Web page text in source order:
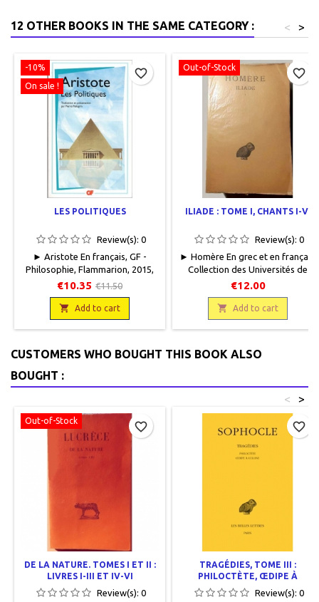
12 OTHER BOOKS IN THE SAME CATEGORY : >
<
-10%
On sale !
LES POLITIQUES
Review(s): 0
► Aristote En français, GF -
Philosophie, Flammarion, 2015,
11 x 18, 592 pages, broché. Neuf.
9782081358775Couverture
marquée haut et bas au recto. Un
coup en haut de couverture
verso. (commande mal emballée
€10.35 €11.50
 Add to cart
favorite_border Out-of-Stock
ILIADE : TOME I, CHANTS I-VI
Review(s): 0
► Homère En grec et en français,
Collection des Universités de
France, Les Belles Lettres, 1937,
13 x 20, XXV + 172 pages,
broché, occasion. Bon état, livre
protégé par du papier cristal,
mouillures sur le haut de
€12.00
 Add to cart
favorite_border
CUSTOMERS WHO BOUGHT THIS BOOK ALSO
BOUGHT :
>
<
Out-of-Stock
DE LA NATURE. TOMES I ET II :
LIVRES I-III ET IV-VI
Review(s): 0
favorite_border
TRAGÉDIES, TOME III :
PHILOCTÈTE, ŒDIPE À
COLONE
Review(s): 0
favorite_border